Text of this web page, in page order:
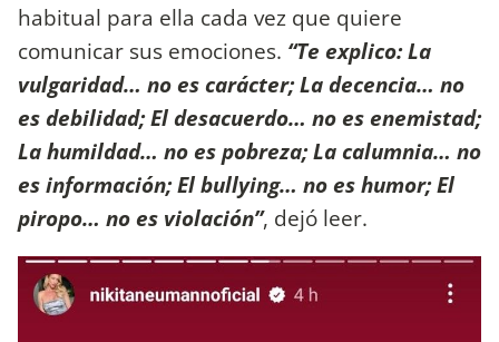
habitual para ella cada vez que quiere
comunicar sus emociones. “Te explico: La
vulgaridad… no es carácter; La decencia… no
es debilidad; El desacuerdo… no es enemistad;
La humildad… no es pobreza; La calumnia… no
es información; El bullying… no es humor; El
piropo… no es violación”, dejó leer.